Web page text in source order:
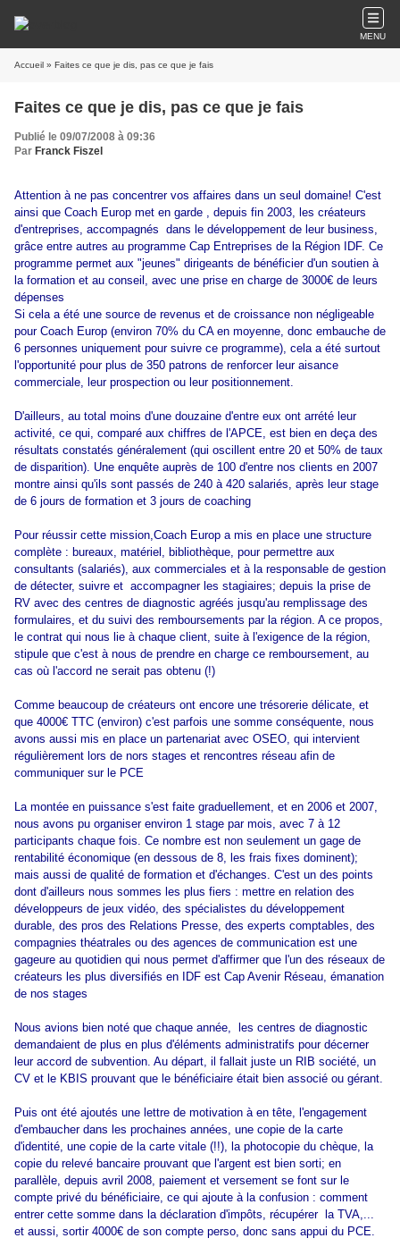
MENU
Accueil » Faites ce que je dis, pas ce que je fais
Faites ce que je dis, pas ce que je fais
Publié le 09/07/2008 à 09:36
Par Franck Fiszel
Attention à ne pas concentrer vos affaires dans un seul domaine! C'est
ainsi que Coach Europ met en garde , depuis fin 2003, les créateurs
d'entreprises, accompagnés dans le développement de leur business,
grâce entre autres au programme Cap Entreprises de la Région IDF. Ce
programme permet aux "jeunes" dirigeants de bénéficier d'un soutien à
la formation et au conseil, avec une prise en charge de 3000€ de leurs
dépenses
Si cela a été une source de revenus et de croissance non négligeable
pour Coach Europ (environ 70% du CA en moyenne, donc embauche de
6 personnes uniquement pour suivre ce programme), cela a été surtout
l'opportunité pour plus de 350 patrons de renforcer leur aisance
commerciale, leur prospection ou leur positionnement.
D'ailleurs, au total moins d'une douzaine d'entre eux ont arrété leur
activité, ce qui, comparé aux chiffres de l'APCE, est bien en deça des
résultats constatés généralement (qui oscillent entre 20 et 50% de taux
de disparition). Une enquête auprès de 100 d'entre nos clients en 2007
montre ainsi qu'ils sont passés de 240 à 420 salariés, après leur stage
de 6 jours de formation et 3 jours de coaching
Pour réussir cette mission,Coach Europ a mis en place une structure
complète : bureaux, matériel, bibliothèque, pour permettre aux
consultants (salariés), aux commerciales et à la responsable de gestion
de détecter, suivre et accompagner les stagiaires; depuis la prise de
RV avec des centres de diagnostic agréés jusqu'au remplissage des
formulaires, et du suivi des remboursements par la région. A ce propos,
le contrat qui nous lie à chaque client, suite à l'exigence de la région,
stipule que c'est à nous de prendre en charge ce remboursement, au
cas où l'accord ne serait pas obtenu (!)
Comme beaucoup de créateurs ont encore une trésorerie délicate, et
que 4000€ TTC (environ) c'est parfois une somme conséquente, nous
avons aussi mis en place un partenariat avec OSEO, qui intervient
régulièrement lors de nors stages et rencontres réseau afin de
communiquer sur le PCE
La montée en puissance s'est faite graduellement, et en 2006 et 2007,
nous avons pu organiser environ 1 stage par mois, avec 7 à 12
participants chaque fois. Ce nombre est non seulement un gage de
rentabilité économique (en dessous de 8, les frais fixes dominent);
mais aussi de qualité de formation et d'échanges. C'est un des points
dont d'ailleurs nous sommes les plus fiers : mettre en relation des
développeurs de jeux vidéo, des spécialistes du développement
durable, des pros des Relations Presse, des experts comptables, des
compagnies théatrales ou des agences de communication est une
gageure au quotidien qui nous permet d'affirmer que l'un des réseaux de
créateurs les plus diversifiés en IDF est Cap Avenir Réseau, émanation
de nos stages
Nous avions bien noté que chaque année, les centres de diagnostic
demandaient de plus en plus d'éléments administratifs pour décerner
leur accord de subvention. Au départ, il fallait juste un RIB société, un
CV et le KBIS prouvant que le bénéficiaire était bien associé ou gérant.
Puis ont été ajoutés une lettre de motivation à en tête, l'engagement
d'embaucher dans les prochaines années, une copie de la carte
d'identité, une copie de la carte vitale (!!), la photocopie du chèque, la
copie du relevé bancaire prouvant que l'argent est bien sorti; en
parallèle, depuis avril 2008, paiement et versement se font sur le
compte privé du bénéficiaire, ce qui ajoute à la confusion : comment
entrer cette somme dans la déclaration d'impôts, récupérer la TVA,...
et aussi, sortir 4000€ de son compte perso, donc sans appui du PCE.